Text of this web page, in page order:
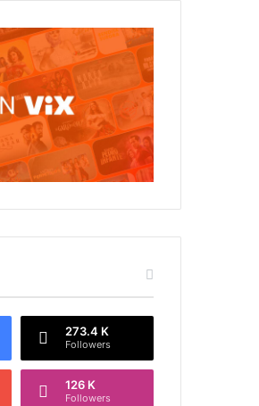
273.4 K
Followers
126 K
Followers